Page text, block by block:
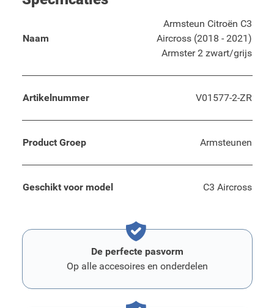
Naam
Armsteun Citroën C3
Aircross (2018 - 2021)
Armster 2 zwart/grijs
Artikelnummer V01577-2-ZR
Product Groep Armsteunen
Geschikt voor model C3 Aircross
De perfecte pasvorm
Op alle accesoires en onderdelen